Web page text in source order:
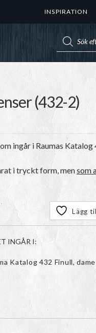
INSPIRATION
(432-2)
ingår i Raumas Katalog
i tryckt form, mensom
Lägg
INGÅR I:
Katalog 432 Finull, dame